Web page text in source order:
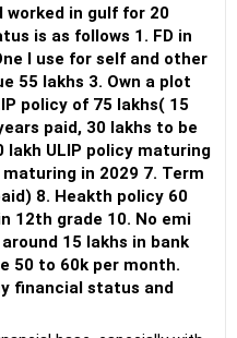
but optional depending on
on Indian growth story.
careful understanding.
year are taxed at 20%.
1.25 lakh are taxed at
cap fund.
be consolidated after
worked in gulf for 20
is as follows 1. FD in
I use for self and other
55 lakhs 3. Own a plot
paid, 30 lakhs to be
lakh ULIP policy maturing
in 2029 7. Term
8. Heakth policy 60
10. No emi
50 to 60k per month.
financial status and